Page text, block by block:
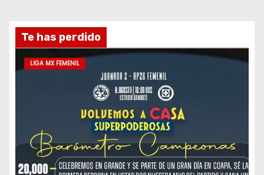
Te has perdido
LIGA MX FEMENIL